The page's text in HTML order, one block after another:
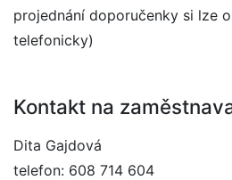
projednání doporučenky si lze
telefonicky)
Kontakt na
Dita Gajdová
telefon: 608 714 604